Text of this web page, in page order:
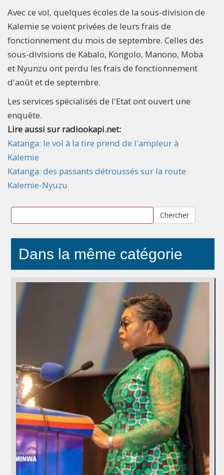
Avec ce vol, quelques écoles de la sous-division de
Kalemie se voient privées de leurs frais de
fonctionnement du mois de septembre. Celles des
sous-divisions de Kabalo, Kongolo, Manono, Moba
et Nyunzu ont perdu les frais de fonctionnement
d'août et de septembre.
Les services spécialisés de l'Etat ont ouvert une
enquête.
Lire aussi sur radiookapi.net:
Katanga: le vol à la tire prend de l'ampleur à
Kalemie
Katanga: des passants détroussés sur la route
Kalemie-Nyuzu
Chercher
Dans la même catégorie